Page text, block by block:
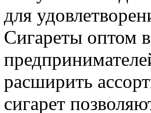
для
Сигареты оптом
расширить
сигарет